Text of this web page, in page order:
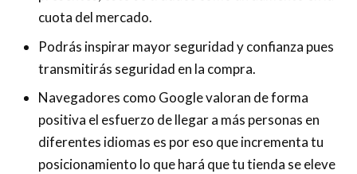
cuota del mercado.
Podrás inspirar mayor seguridad y confianza pues
transmitirás seguridad en la compra.
Navegadores como Google valoran de forma
positiva el esfuerzo de llegar a más personas en
diferentes idiomas es por eso que incrementa tu
posicionamiento lo que hará que tu tienda se eleve